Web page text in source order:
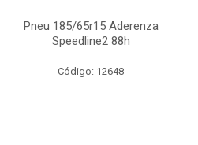
Pneu 185/65r15 Aderenza
Speedline2 88h
Código: 12648